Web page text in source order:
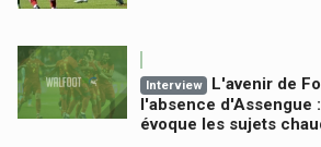
Interview
L'avenir de
l'absence d'Assengue
évoque les sujets